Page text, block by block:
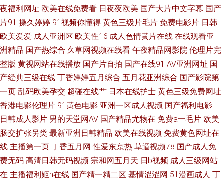
欧美色图 91色蝌蚪导航 九一视频免费观看 玖草视频在线 久草资源子线 韩日
欧美三区 成人午夜剧场av 超碰人人草73 九一亚洲网站 成人福利视频网 AV资
源站AV 男女上床视频 AV性爱久 婷婷两性网 91岁成人网站 伊人肏屄网 青青
91cn在线播放 欧美群交网
夜福利网址 欧美在线免费看 日夜夜欧美 国产大片中文字幕 国产
片91 操久婷婷 91视频你懂得 黄色三级片毛片 免费电影片 日韩
欧美爱爱 成人亚洲区 欧美性16 成人色情黄片在线 在线观看亚
洲精品 国产热综合 久草网视频在线看 午夜精品网影院 伦理片完
整版 黄视网站在线播放 国产片自拍 国产在线91 AV亚洲网址 国
产经典三级在线 丁香婷婷五月综合 五月花亚洲综合 国产影院第
一页 乱码欧美孕交 超碰在线艹 日本在线护士 黄色三级免费网址
香港电影伦理片 91黄色电影 亚洲一区成人视频 国产福利电影
日韩成人影片 男的天堂网AV 国产精品尤物在 免费a一毛片 欧美
肠交扩张另类 最新亚洲日韩精品 欧美在线视频 免费黄色网址在
线 主播第一页 丁香五月网 性爱东京热 草逼视频78 国产成人免
费无码 高清日韩无码视频 宗和网五月天 日b视频 成人三级网站
在 主播福利姬h在线 国产精一精二区 基情涩涩网 51漫画成人 丁